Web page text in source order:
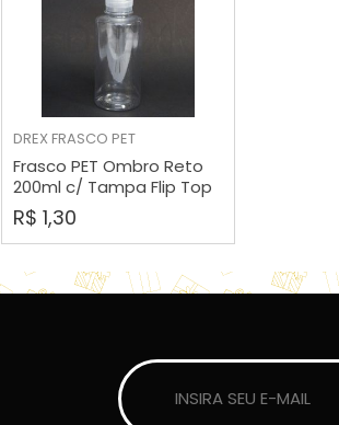
DREX FRASCO PET
Frasco PET Ombro Reto
200ml c/ Tampa Flip Top
R$ 1,30
COMPRAR